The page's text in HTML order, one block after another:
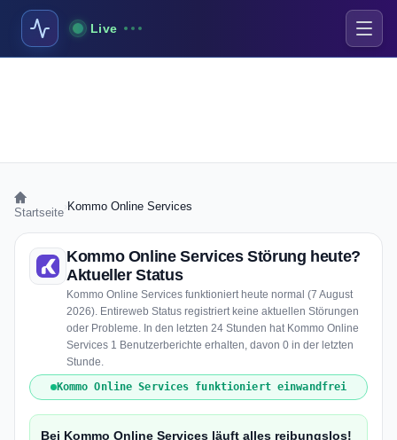
Live
Startseite Kommo Online Services
Kommo Online Services Störung heute?
Aktueller Status
Kommo Online Services funktioniert heute normal (7 August
2026). Entireweb Status registriert keine aktuellen Störungen
oder Probleme. In den letzten 24 Stunden hat Kommo Online
Services 1 Benutzerberichte erhalten, davon 0 in der letzten
Stunde.
Kommo Online Services funktioniert einwandfrei
Bei Kommo Online Services läuft alles reibungslos!